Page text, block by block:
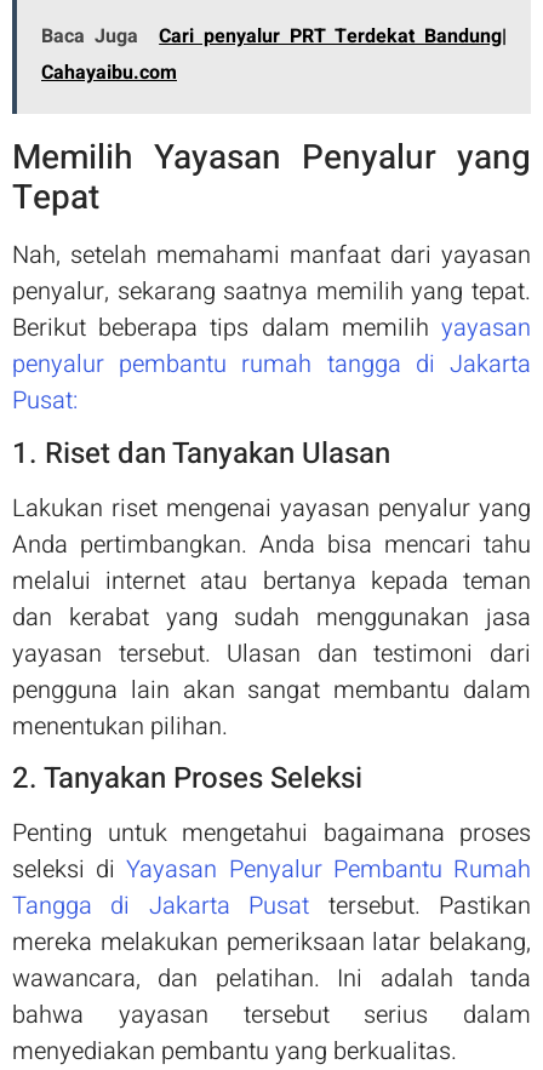
Baca Juga
Cari penyalur PRT Terdekat Bandung|
Cahayaibu.com
Memilih Yayasan Penyalur yang
Tepat
Nah, setelah memahami manfaat dari yayasan
penyalur, sekarang saatnya memilih yang tepat.
Berikut beberapa tips dalam memilih yayasan
penyalur pembantu rumah tangga di Jakarta
Pusat:
1. Riset dan Tanyakan Ulasan
Lakukan riset mengenai yayasan penyalur yang
Anda pertimbangkan. Anda bisa mencari tahu
melalui internet atau bertanya kepada teman
dan kerabat yang sudah menggunakan jasa
yayasan tersebut. Ulasan dan testimoni dari
pengguna lain akan sangat membantu dalam
menentukan pilihan.
2. Tanyakan Proses Seleksi
Penting untuk mengetahui bagaimana proses
seleksi diYayasan Penyalur Pembantu Rumah
Tangga di Jakarta Pusat tersebut. Pastikan
mereka melakukan pemeriksaan latar belakang,
wawancara, dan pelatihan. Ini adalah tanda
bahwa yayasan tersebut serius dalam
menyediakan pembantu yang berkualitas.